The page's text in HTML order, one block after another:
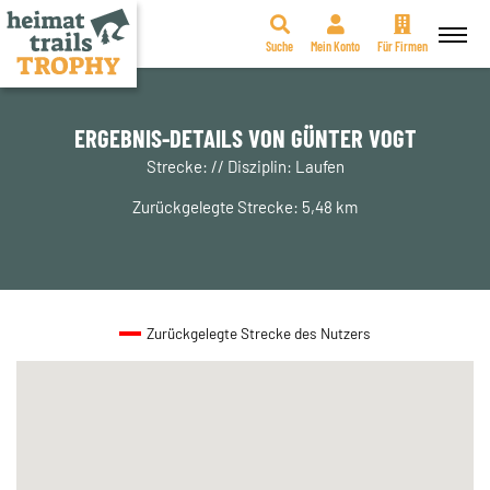
Zum
Suche Mein Konto Für Firmen
ERGEBNIS-DETAILS VON GÜNTER VOGT
Strecke: // Disziplin: Laufen
Zurückgelegte Strecke: 5,48 km
Zurückgelegte Strecke des Nutzers